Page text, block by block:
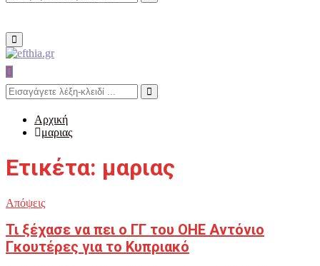
Search
Primary
Menu
Search
for:
Search
Αρχική
μαριας
Ετικέτα: μαριας
Απόψεις
Τι ξέχασε να πει ο ΓΓ του ΟΗΕ Αντόνιο
Γκουτέρες για το Κυπριακό